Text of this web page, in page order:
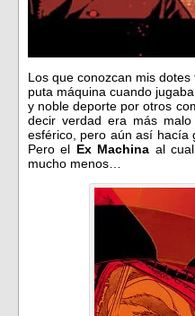
Los que conozcan mis
puta máquina cuando
y noble deporte por otros
decir verdad era más
esférico, pero aún así hacía
Pero el Ex Machina al
mucho menos…